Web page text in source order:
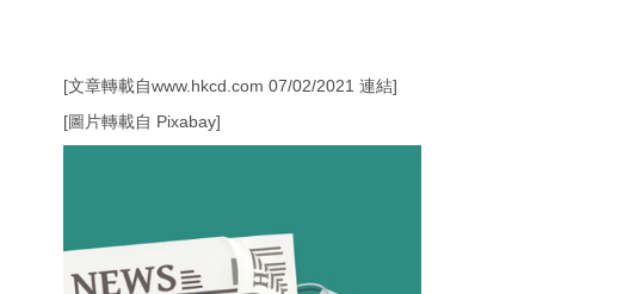
[文章轉載自www.hkcd.com 07/02/2021 連結]
[圖片轉載自 Pixabay]